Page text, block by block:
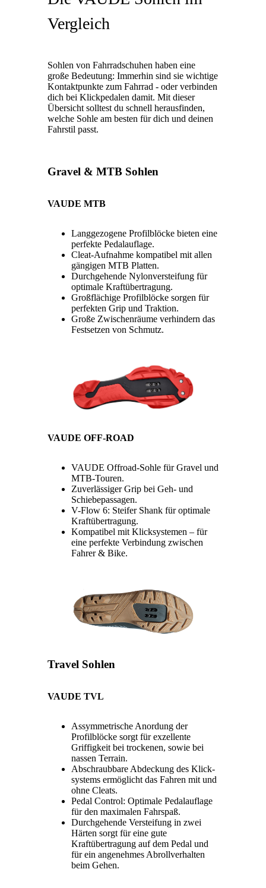
Vergleich
Sohlen von Fahrradschuhen haben eine
große Bedeutung: Immerhin sind sie wichtige
Kontaktpunkte zum Fahrrad - oder verbinden
dich bei Klickpedalen damit. Mit dieser
Übersicht solltest du schnell herausfinden,
welche Sohle am besten für dich und deinen
Fahrstil passt.
Gravel & MTB Sohlen
VAUDE MTB
Langgezogene Profilblöcke bieten eine
perfekte Pedalauflage.
Cleat-Aufnahme kompatibel mit allen
gängigen MTB Platten.
Durchgehende Nylonversteifung für
optimale Kraftübertragung.
Großflächige Profilblöcke sorgen für
perfekten Grip und Traktion.
Große Zwischenräume verhindern das
Festsetzen von Schmutz.
VAUDE OFF-ROAD
VAUDE Offroad-Sohle für Gravel und
MTB-Touren.
Zuverlässiger Grip bei Geh- und
Schiebepassagen.
V-Flow 6: Steifer Shank für optimale
Kraftübertragung.
Kompatibel mit Klicksystemen – für
eine perfekte Verbindung zwischen
Fahrer & Bike.
Travel Sohlen
VAUDE TVL
Assymmetrische Anordung der
Profilblöcke sorgt für exzellente
Griffigkeit bei trockenen, sowie bei
nassen Terrain.
Abschraubbare Abdeckung des Klick-
systems ermöglicht das Fahren mit und
ohne Cleats.
Pedal Control: Optimale Pedalauflage
für den maximalen Fahrspaß.
Durchgehende Versteifung in zwei
Härten sorgt für eine gute
Kraftübertragung auf dem Pedal und
für ein angenehmes Abrollverhalten
beim Gehen.